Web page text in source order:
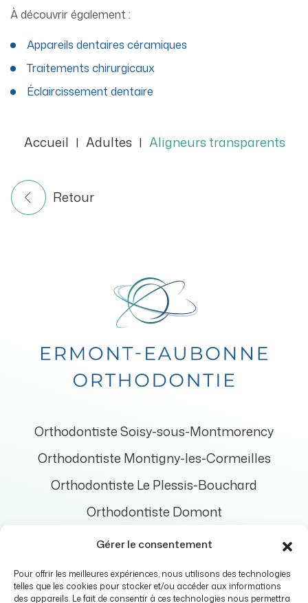
Gérer le consentement
Pour offrir les meilleures expériences, nous utilisons des technologies
telles que les cookies pour stocker et/ou accéder aux informations
des appareils. Le fait de consentir à ces technologies nous permettra
À découvrir également :
Appareils dentaires céramiques
Traitements chirurgicaux
Éclaircissement dentaire
Retour
Accueil | Adultes | Aligneurs transparents
Orthodontiste Soisy-sous-Montmorency
Orthodontiste Montigny-les-Cormeilles
Orthodontiste Le Plessis-Bouchard
Orthodontiste Domont
Orthodontiste Bouffémont
Orthodontiste Saint-Prix